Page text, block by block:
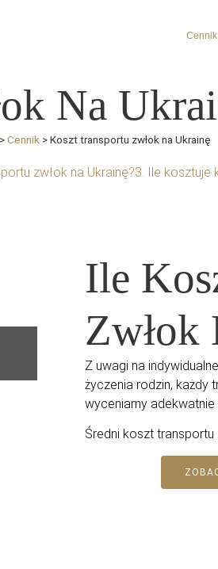
Cennik
Na
>Cennik >Koszt transportu zwłok na Ukrainę
zwłok na Ukrainę?3. Ile kosztuje
Ile
Zwłok
Z uwagi na
życzenia rodzin, każdy
wyceniamy
Średni koszt transportu